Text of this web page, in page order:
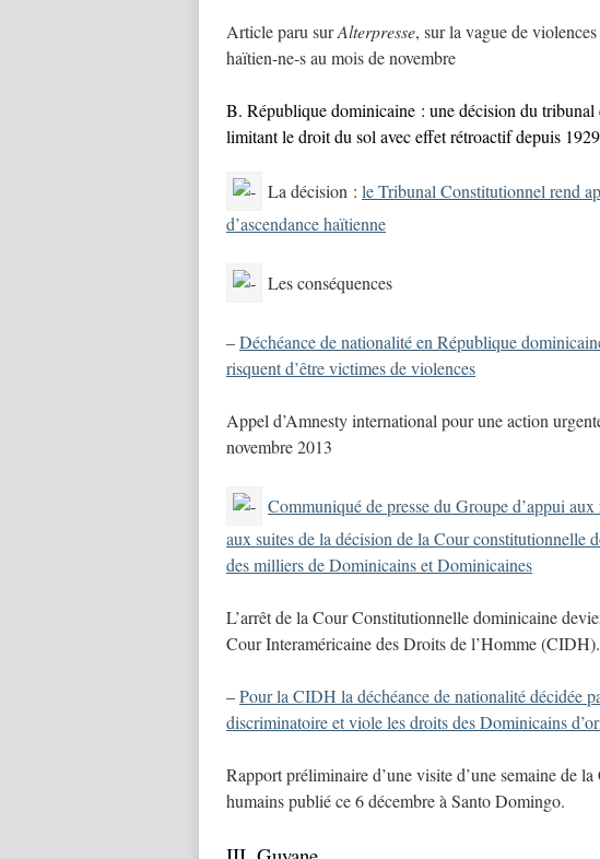
Article paru surAlterpresse, sur la vague de
haïtien-ne-s au mois de novembre
B. République dominicaine : une décision du
limitant le droit du sol avec effet rétroactif depuis 1929
La décision : le Tribunal Constitutionnel rend
d’ascendance haïtienne
Les conséquences
–Déchéance de nationalité en République
risquent d’être victimes de violences
Appel d’Amnesty international pour une action
novembre 2013
Communiqué de presse du Groupe d’appui
aux suites de la décision de la Cour constitutionnelle
des milliers de Dominicains et Dominicaines
L’arrêt de la Cour Constitutionnelle dominicaine
Cour Interaméricaine des Droits de l’Homme (CIDH).
–Pour la CIDH la déchéance de nationalité décidée
discriminatoire et viole les droits des Dominicains
Rapport préliminaire d’une visite d’une semaine de
humains publié ce 6 décembre à Santo Domingo.